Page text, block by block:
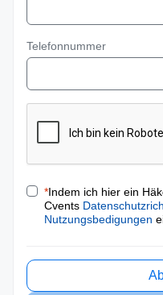
Telefonnummer
*Indem ich hier ein
Cvents
Nutzungsbedigungen